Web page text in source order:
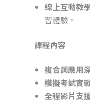
線上互動教
習體驗。
課程內容
複合詞應用
模擬考試實
全程影片支